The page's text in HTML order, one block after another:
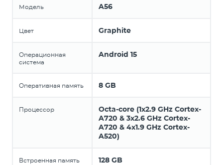
Модель A56
Цвет Graphite
Операционная
система
Android 15
Оперативная память 8 GB
Процессор
Octa-core (1x2.9 GHz Cortex-
A720 & 3x2.6 GHz Cortex-
A720 & 4x1.9 GHz Cortex-
A520)
Встроенная память 128 GB